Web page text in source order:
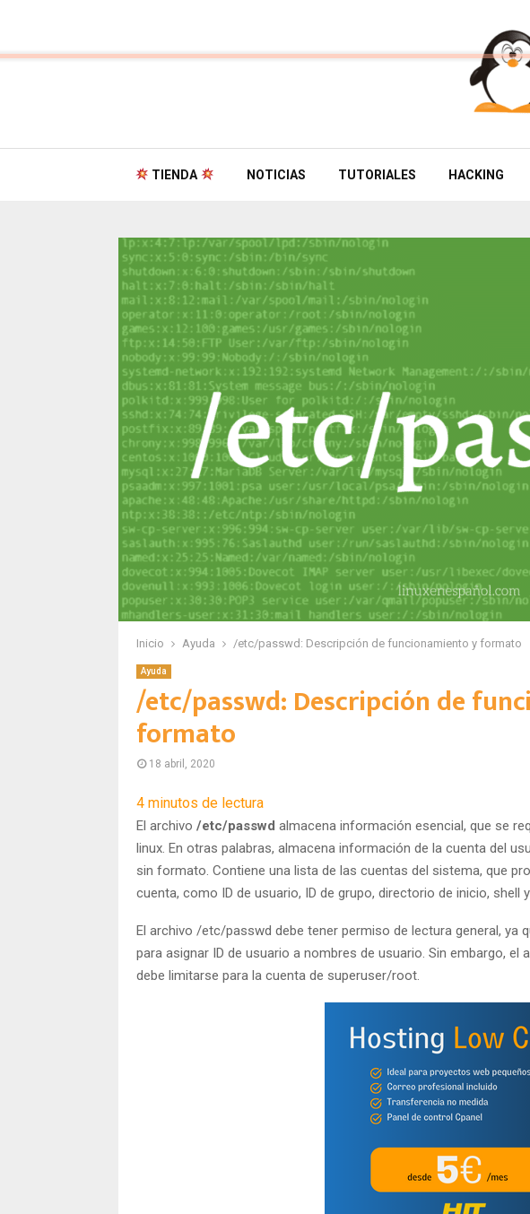
TIENDA NOTICIAS TUTORIALES HACKING
Inicio Ayuda /etc/passwd: Descripción de funcionamiento y formato
Ayuda
/etc/passwd: Descripción de
formato
18 abril, 2020
4 minutos de lectura
El archivo /etc/passwd almacena información esencial, que se
linux. En otras palabras, almacena información de la cuenta del
sin formato. Contiene una lista de las cuentas del sistema, que
cuenta, como ID de usuario, ID de grupo, directorio de inicio, shell
El archivo /etc/passwd debe tener permiso de lectura general, ya
para asignar ID de usuario a nombres de usuario. Sin embargo,
debe limitarse para la cuenta de superuser/root.